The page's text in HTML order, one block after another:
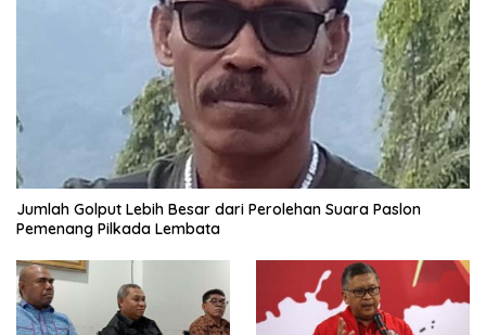
Jumlah Golput Lebih Besar dari Perolehan Suara Paslon
Pemenang Pilkada Lembata